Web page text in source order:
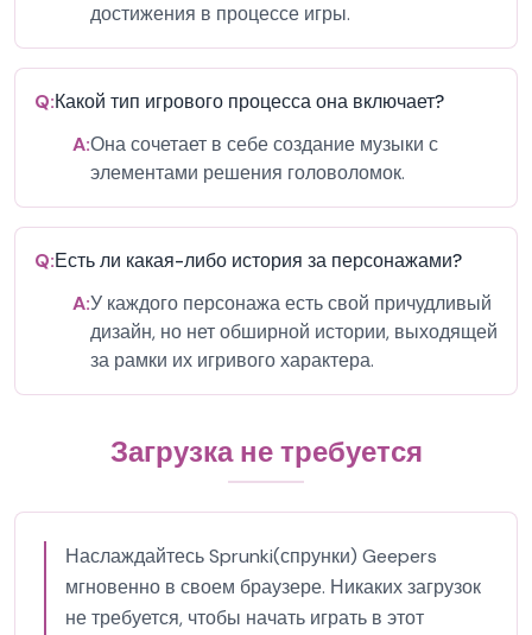
достижения в процессе игры.
Q:Какой тип игрового процесса она включает?
A:Она сочетает в себе создание музыки с
элементами решения головоломок.
Q:Есть ли какая-либо история за персонажами?
A:У каждого персонажа есть свой причудливый
дизайн, но нет обширной истории, выходящей
за рамки их игривого характера.
Загрузка не требуется
Наслаждайтесь Sprunki(спрунки) Geepers
мгновенно в своем браузере. Никаких загрузок
не требуется, чтобы начать играть в этот